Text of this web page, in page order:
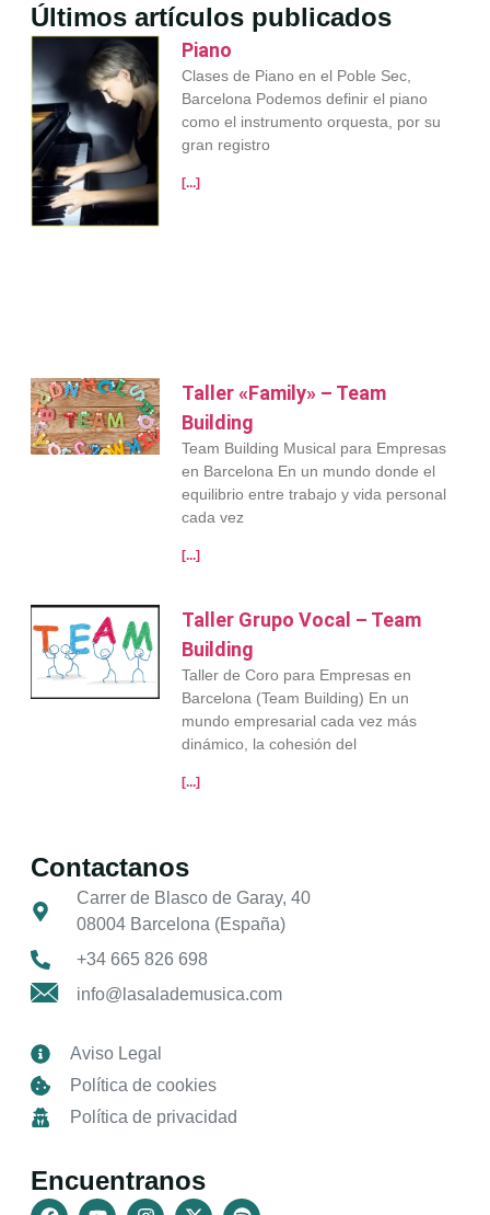
Últimos artículos publicados
Piano
Clases de Piano en el Poble Sec,
Barcelona Podemos definir el piano
como el instrumento orquesta, por su
gran registro
[...]
Taller «Family» – Team
Building
Team Building Musical para Empresas
en Barcelona En un mundo donde el
equilibrio entre trabajo y vida personal
cada vez
[...]
Taller Grupo Vocal – Team
Building
Taller de Coro para Empresas en
Barcelona (Team Building) En un
mundo empresarial cada vez más
dinámico, la cohesión del
[...]
Contactanos
Carrer de Blasco de Garay, 40
08004 Barcelona (España)
+34 665 826 698
info@lasalademusica.com
Aviso Legal
Política de cookies
Política de privacidad
Encuentranos